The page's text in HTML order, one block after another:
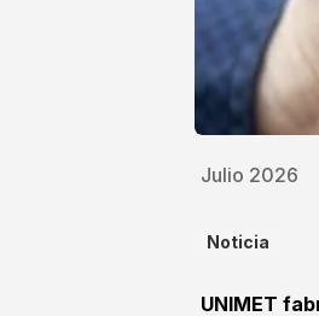
Julio 2026
Noticia
UNIMET